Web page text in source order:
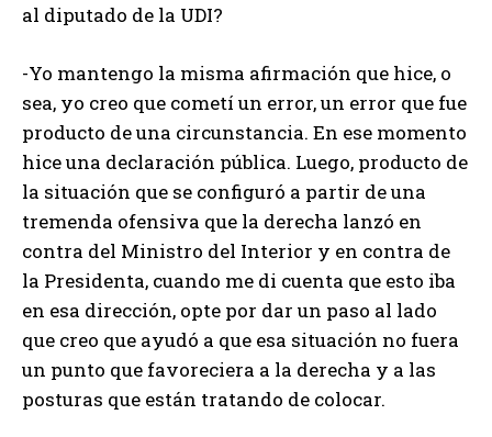
al diputado de la UDI?
-Yo mantengo la misma afirmación que hice, o
sea, yo creo que cometí un error, un error que fue
producto de una circunstancia. En ese momento
hice una declaración pública. Luego, producto de
la situación que se configuró a partir de una
tremenda ofensiva que la derecha lanzó en
contra del Ministro del Interior y en contra de
la Presidenta, cuando me di cuenta que esto iba
en esa dirección, opte por dar un paso al lado
que creo que ayudó a que esa situación no fuera
un punto que favoreciera a la derecha y a las
posturas que están tratando de colocar.